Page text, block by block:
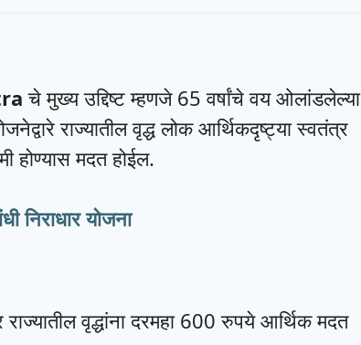
चे मुख्य उद्दिष्ट म्हणजे 65 वर्षांचे वय ओलांडलेल्या
राज्यातील वृद्ध लोक आर्थिकदृष्ट्या स्वतंत्र
होण्यास मदत होईल.
निराधार योजना
वृद्धांना दरमहा 600 रुपये आर्थिक मदत